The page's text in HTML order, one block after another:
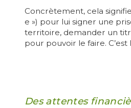
Concrètement, cela
e ») pour lui signer une
territoire, demander un
pour pouvoir le faire.
Des attentes